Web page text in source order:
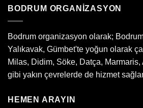
BODRUM ORGANIZASYON
Bodrum organizasyon olarak;
Yalıkavak, Gümbet'te yoğun olarak
Milas, Didim, Söke, Datça,
gibi yakın çevrelerde de hizmet
HEMEN ARAYIN